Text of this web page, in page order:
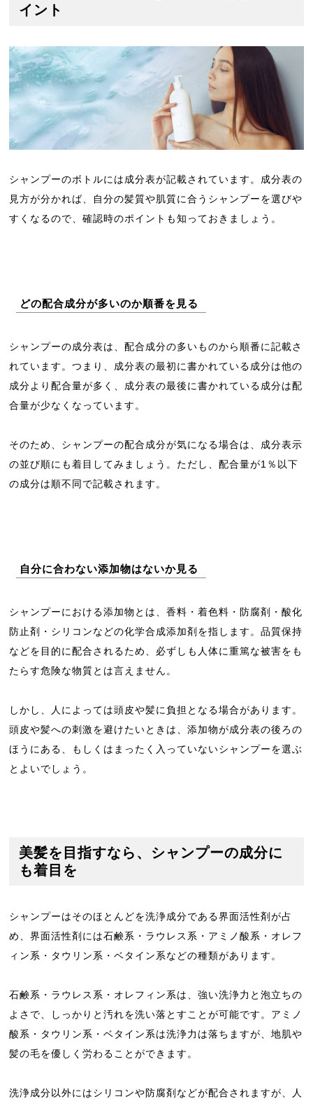
イント
シャンプーのボトルには成分表が記載されています。成分表の
見方が分かれば、自分の髪質や肌質に合うシャンプーを選びや
すくなるので、確認時のポイントも知っておきましょう。
どの配合成分が多いのか順番を見る
シャンプーの成分表は、配合成分の多いものから順番に記載さ
れています。つまり、成分表の最初に書かれている成分は他の
成分より配合量が多く、成分表の最後に書かれている成分は配
合量が少なくなっています。
そのため、シャンプーの配合成分が気になる場合は、成分表示
の並び順にも着目してみましょう。ただし、配合量が1％以下
の成分は順不同で記載されます。
自分に合わない添加物はないか見る
シャンプーにおける添加物とは、香料・着色料・防腐剤・酸化
防止剤・シリコンなどの化学合成添加剤を指します。品質保持
などを目的に配合されるため、必ずしも人体に重篤な被害をも
たらす危険な物質とは言えません。
しかし、人によっては頭皮や髪に負担となる場合があります。
頭皮や髪への刺激を避けたいときは、添加物が成分表の後ろの
ほうにある、もしくはまったく入っていないシャンプーを選ぶ
とよいでしょう。
美髪を目指すなら、シャンプーの成分に
も着目を
シャンプーはそのほとんどを洗浄成分である界面活性剤が占
め、界面活性剤には石鹸系・ラウレス系・アミノ酸系・オレフ
ィン系・タウリン系・ベタイン系などの種類があります。
石鹸系・ラウレス系・オレフィン系は、強い洗浄力と泡立ちの
よさで、しっかりと汚れを洗い落とすことが可能です。アミノ
酸系・タウリン系・ベタイン系は洗浄力は落ちますが、地肌や
髪の毛を優しく労わることができます。
洗浄成分以外にはシリコンや防腐剤などが配合されますが、人